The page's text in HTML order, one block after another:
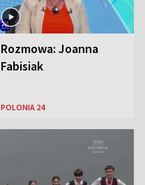
Rozmowa: Joanna
Fabisiak
POLONIA 24